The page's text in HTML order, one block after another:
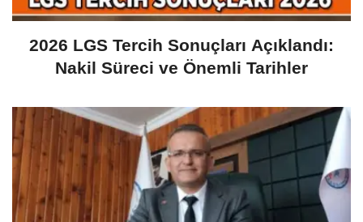
2026 LGS Tercih Sonuçları Açıklandı:
Nakil Süreci ve Önemli Tarihler